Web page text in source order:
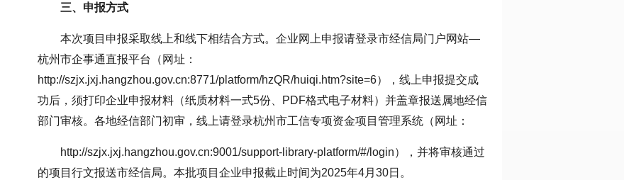
三、申报方式
本次项目申报采取线上和线下相结合方式。企业网上申报请登录市经信局门户网站—
杭州市企事通直报平台（网址：
http://szjx.jxj.hangzhou.gov.cn:8771/platform/hzQR/huiqi.htm?site=6），线上申报提交成
功后，须打印企业申报材料（纸质材料一式5份、PDF格式电子材料）并盖章报送属地经信
部门审核。各地经信部门初审，线上请登录杭州市工信专项资金项目管理系统（网址：
http://szjx.jxj.hangzhou.gov.cn:9001/support-library-platform/#/login），并将审核通过
的项目行文报送市经信局。本批项目企业申报截止时间为2025年4月30日。